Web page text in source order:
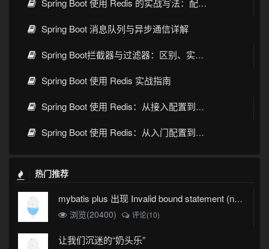
Spring Boot 使用 Redis 的实战写法：配置、缓存、序列化与常见坑
Spring Boot 消息队列与异步通信详解
Spring Boot拦截器与过滤器：区别、实现与实战指南
Spring Boot 使用 Redis 实战指南
Spring Boot 使用 Redis：从接入配置到缓存实践
Spring Boot 使用 Redis：从入门配置到缓存实战
热门推荐
mybatis plus 出现 Invalid bound statement (not found)
浏览(20400)
评论(10)
让我们沉迷的“奶头乐”